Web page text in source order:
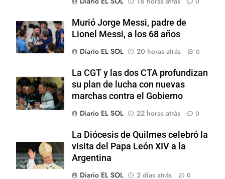
Murió Jorge Messi, padre de
Lionel Messi, a los 68 años
Diario EL SOL
20 horas atrás 0
La CGT y las dos CTA profundizan
su plan de lucha con nuevas
marchas contra el Gobierno
Diario EL SOL
22 horas atrás 0
La Diócesis de Quilmes celebró la
visita del Papa León XIV a la
Argentina
Diario EL SOL
2 días atrás 0